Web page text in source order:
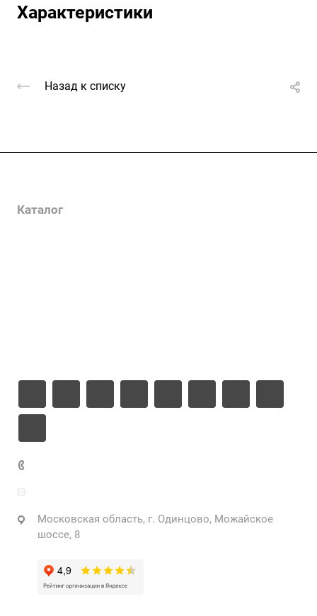
Характеристики
Назад к списку
Каталог
Московская область, г. Одинцово, Можайское
шоссе, 8